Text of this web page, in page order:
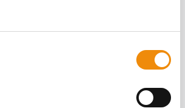
Van Overwaele